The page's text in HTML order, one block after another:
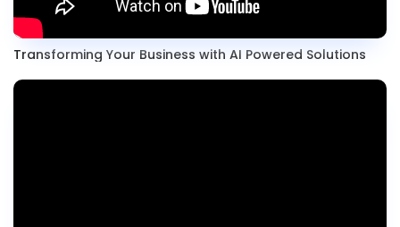
Transforming Your Business with AI Powered Solutions